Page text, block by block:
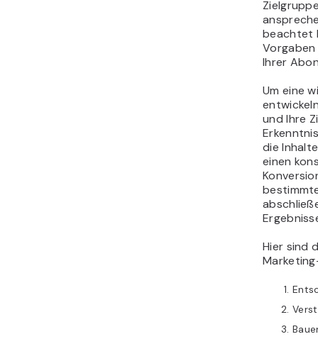
beachtet
Ihrer
Um eine
und Ihre
die
einen
Hier sind